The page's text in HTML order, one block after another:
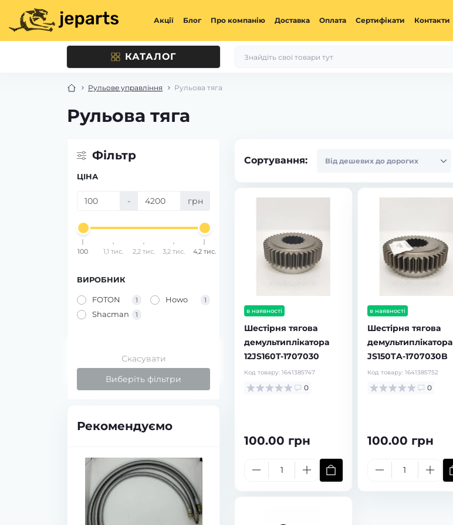
Акції Блог Про компанію Доставка Оплата Сертифікати Контакти
КАТАЛОГ
Рульове управління Рульова тяга
Рульова тяга
Фільтр
ЦІНА
- грн
100 1,1 тис. 2,2 тис. 3,2 тис. 4,2 тис.
ВИРОБНИК
FOTON 1 Howo 1
Shacman 1
Скасувати
Виберіть фільтри
Рекомендуємо
Сортування:
в наявності
Шестірня тягова
демультиплікатора
12JS160T-1707030
Код товару: 1641385747
0
100.00 грн
в наявності
Шестірня тягова
демультиплікатора
JS150TA-1707030B
Код товару: 1641385752
0
100.00 грн